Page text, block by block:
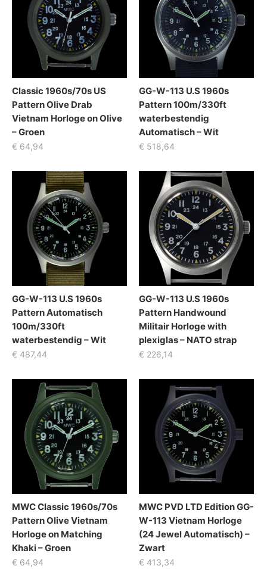
Classic 1960s/70s US
Pattern Olive Drab
Vietnam Horloge on Olive
– Groen
€ 64,94
GG-W-113 U.S 1960s
Pattern 100m/330ft
waterbestendig
Automatisch – Wit
€ 518,64
GG-W-113 U.S 1960s
Pattern Automatisch
100m/330ft
waterbestendig – Wit
€ 487,44
GG-W-113 U.S 1960s
Pattern Handwound
Militair Horloge with
plexiglas – NATO strap
€ 226,14
MWC Classic 1960s/70s
Pattern Olive Vietnam
Horloge on Matching
Khaki – Groen
€ 64,94
MWC PVD LTD Edition GG-
W-113 Vietnam Horloge
(24 Jewel Automatisch) –
Zwart
€ 413,34